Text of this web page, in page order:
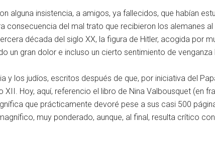
alguna insistencia, a amigos, ya fallecidos, que habían
consecuencia del mal trato que recibieron los alemanes al
década del siglo XX, la figura de Hitler, acogida por
un gran dolor e incluso un cierto sentimiento de
y los judíos, escritos después de que, por iniciativa del
Hoy, aquí, referencio el libro de Nina Valbousquet (en
que prácticamente devoré pese a sus casi 500
muy ponderado, aunque, al final, resulta crítico